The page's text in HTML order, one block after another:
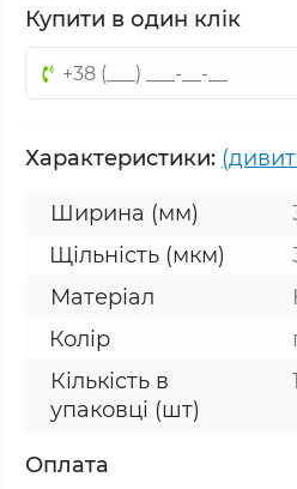
Купити в один клік
Характеристики:
Ширина (мм)
Щільність (мкм)
Матеріал
Колір
Кількість в
упаковці (шт)
1
Оплата